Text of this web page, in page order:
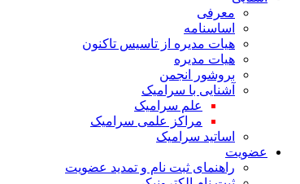
معرفی
اساسنامه
هیات مدیره از تاسیس تاکنون
هیات مدیره
بروشور انجمن
آشنایی با سرامیک
علم سرامیک
مراکز علمی سرامیک
اساتید سرامیک
عضویت
راهنمای ثبت نام و تمدید عضویت